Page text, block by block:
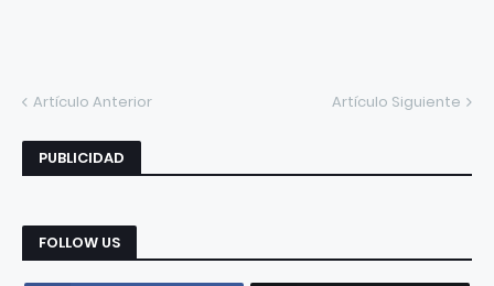
Artículo Anterior Artículo Siguiente
PUBLICIDAD
FOLLOW US